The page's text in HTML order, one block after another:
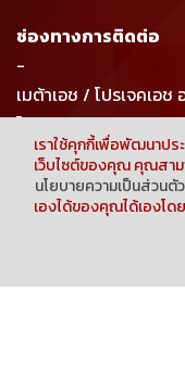
ช่องทางการติดต่อ
-
เมต้าเอช / โปรเจคเอ
โทร : 063-916-6356
อีเมล :
| Powered by
COPYRIGHT 2023
เราใช้คุกกี้เพื่อพัฒนาป
เว็บไซต์ของคุณ คุณสาม
นโยบายความเป็นส่วนตัว
เองได้ของคุณได้เองโด